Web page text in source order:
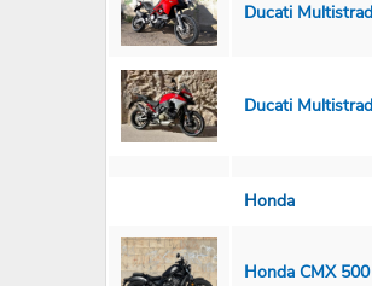
Ducati
Ducati
Honda
Honda CMX